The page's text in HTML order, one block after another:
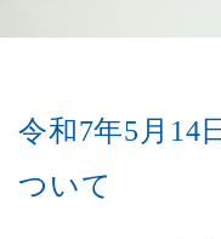
令和7年5月14
ついて